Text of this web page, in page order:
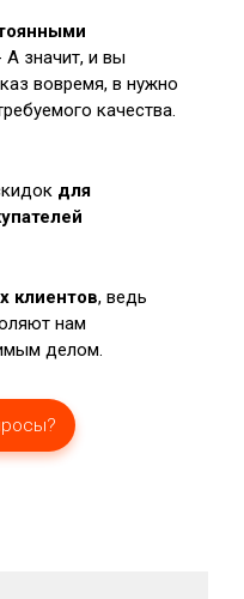
А значит, и вы
вовремя, в нужно
качества.
для
клиентов, ведь
нам
делом.